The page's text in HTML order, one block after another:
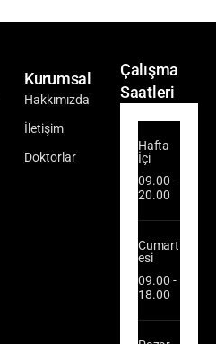
Kurumsal
Hakkımızda
İletişim
Doktorlar
Çalışma
Saatleri
Hafta
İçi
09.00 -
20.00
Cumart
esi
09.00 -
18.00